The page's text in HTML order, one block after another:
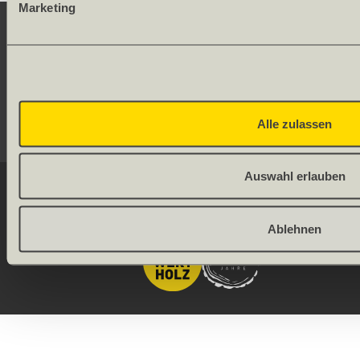
Marketing
Alle zulassen
Auswahl erlauben
Ablehnen
Onlineshop by
(Schweiz) AG
DE FR